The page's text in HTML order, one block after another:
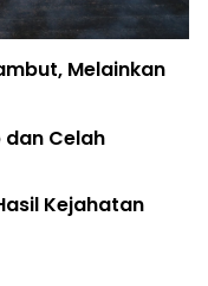
Melainkan
Celah
Kejahatan